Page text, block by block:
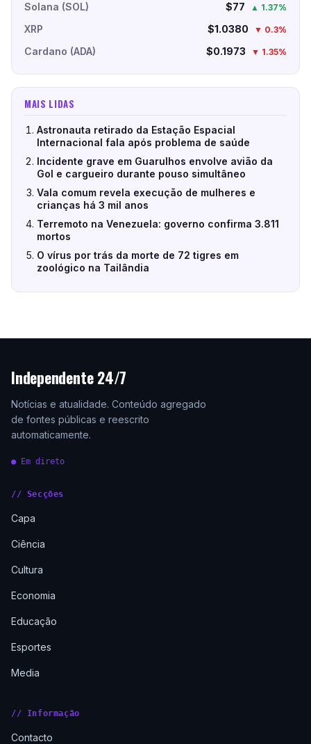
Solana (SOL) $77 ▲ 1.37%
XRP $1.0380 ▼ 0.3%
Cardano (ADA) $0.1973 ▼ 1.35%
MAIS LIDAS
Astronauta retirado da Estação Espacial
Internacional fala após problema de saúde
Incidente grave em Guarulhos envolve avião da
Gol e cargueiro durante pouso simultâneo
Vala comum revela execução de mulheres e
crianças há 3 mil anos
Terremoto na Venezuela: governo confirma 3.811
mortos
O vírus por trás da morte de 72 tigres em
zoológico na Tailândia
Independente 24/7
Notícias e atualidade. Conteúdo agregado
de fontes públicas e reescrito
automaticamente.
● Em direto
// Secções
Capa
Ciência
Cultura
Economia
Educação
Esportes
Media
// Informação
Contacto